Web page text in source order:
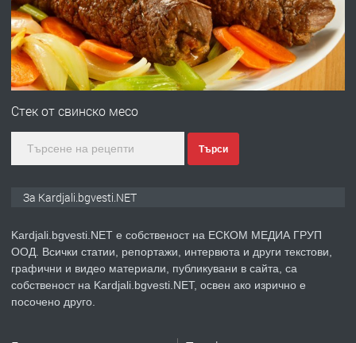
преди 7 месеца
ПРЕДЛАГА
Гараж под наем в супер център
на язовир Студен кладенец 331м2 |
преди 1 година
ПРЕДЛАГА
Курс
Стек от свинско месо
Търси
За Kardjali.bgvesti.NET
Kardjali.bgvesti.NET е собственост на ЕСКОМ МЕДИА ГРУП
ООД. Всички статии, репортажи, интервюта и други текстови,
графични и видео материали, публикувани в сайта, са
собственост на Kardjali.bgvesti.NET, освен ако изрично е
посочено друго.